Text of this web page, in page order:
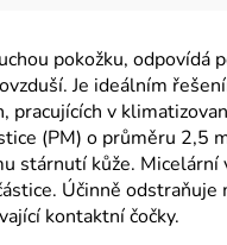
pokožku, odpovídá
Je ideálním
pracujících v
(PM) o průměru 2,5
stárnutí kůže. Micelární
Účinně odstraňuje
kontaktní čočky.